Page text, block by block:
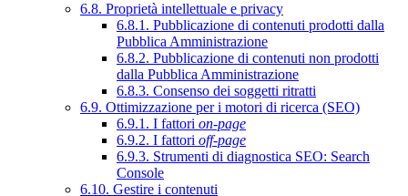
6.8. Proprietà intellettuale e privacy
6.8.1. Pubblicazione di contenuti prodotti dalla
Pubblica Amministrazione
6.8.2. Pubblicazione di contenuti non prodotti
dalla Pubblica Amministrazione
6.8.3. Consenso dei soggetti ritratti
6.9. Ottimizzazione per i motori di ricerca (SEO)
6.9.1. I fattori on-page
6.9.2. I fattori off-page
6.9.3. Strumenti di diagnostica SEO: Search
Console
6.10. Gestire i contenuti